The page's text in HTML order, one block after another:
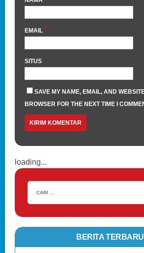
EMAIL *
SITUS
SAVE MY NAME, EMAIL, AND
BROWSER FOR THE NEXT TIME I
loading...
BERITA TERBARU